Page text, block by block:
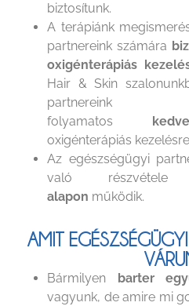
biztosítunk.
A terápiánk
partnereink számára
oxigénterápiás
Hair & Skin
folyamatos
oxigénterápiás
Az egészségügyi
való
alapon működik.
AMIT
Bármilyen barter
vagyunk, de amire mi